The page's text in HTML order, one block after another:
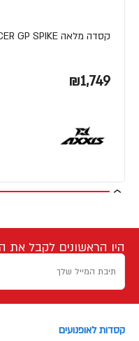
קסדה מלאה RACER GP SPIKE מבית AXXIS
₪1,749
היו הראשונים לקבל
קסדות לאופנועים